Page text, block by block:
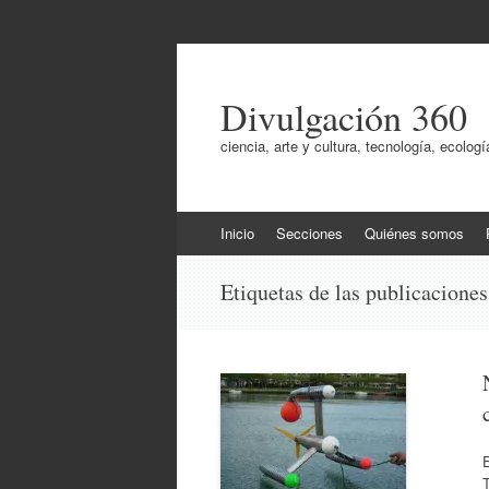
Divulgación 360
ciencia, arte y cultura, tecnología,
al
Inicio Secciones Quiénes somos
Etiquetas de las